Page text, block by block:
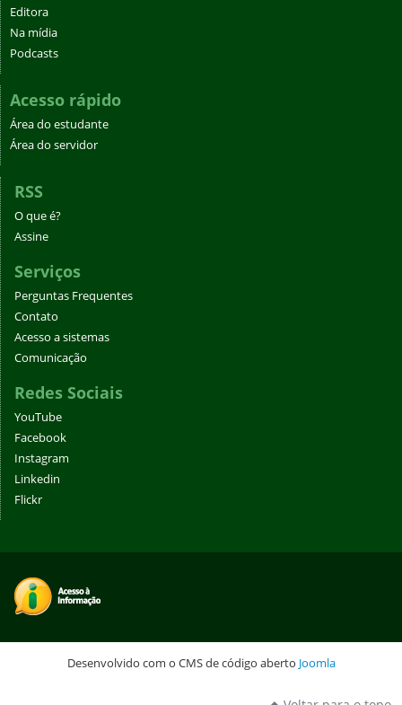
Editora
Na mídia
Podcasts
Acesso rápido
Área do estudante
Área do servidor
RSS
O que é?
Assine
Serviços
Perguntas Frequentes
Contato
Acesso a sistemas
Comunicação
Redes Sociais
YouTube
Facebook
Instagram
Linkedin
Flickr
Desenvolvido com o CMS de código aberto Joomla